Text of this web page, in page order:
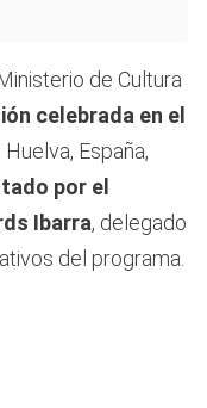
de Cultura
celebrada en el
España,
por el
Ibarra, delegado
del programa.